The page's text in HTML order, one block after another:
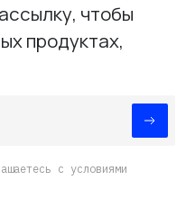
чтобы
продуктах,
с условиями